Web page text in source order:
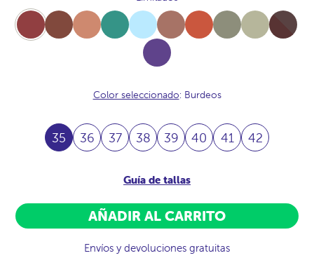
Burdeos Avellana Terracota Salvia Lluvia Trufa MulticolorTopo Oro
Full-
Chocolate
Uva
Color seleccionado: Burdeos
35 36 37 38 39 40 41 42
Guía de tallas
AÑADIR AL CARRITO
Envíos y devoluciones gratuitas